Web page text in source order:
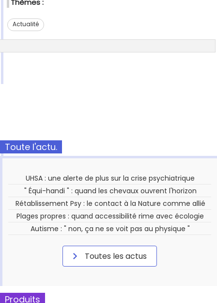
Thèmes :
Actualité
Toute l'actu.
UHSA : une alerte de plus sur la crise psychiatrique
" Équi-handi " : quand les chevaux ouvrent l'horizon
Rétablissement Psy : le contact à la Nature comme allié
Plages propres : quand accessibilité rime avec écologie
Autisme : " non, ça ne se voit pas au physique "
Toutes les actus
Produits